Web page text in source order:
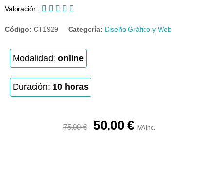
Valoración:     
Código: CT1929 Categoría: Diseño Gráfico y Web
Modalidad: online
Duración: 10 horas
75,00€ 50,00 € IVA inc.